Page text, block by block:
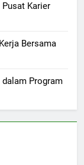
Karier
Bersama
Program